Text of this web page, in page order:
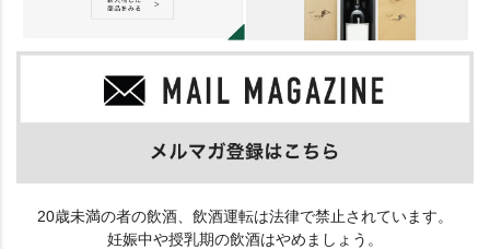
20歳未満の者の飲酒、飲酒運転は法律で禁止されています。
妊娠中や授乳期の飲酒はやめましょう。